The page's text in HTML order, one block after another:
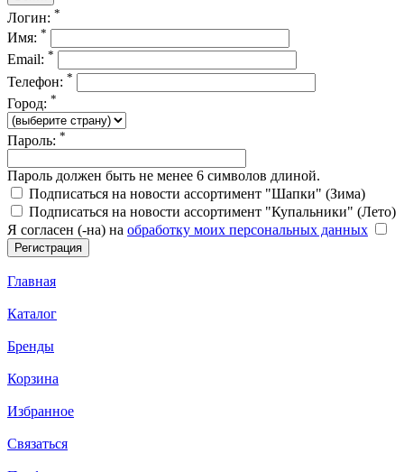
Логин: *
Имя: *
Email: *
Телефон: *
Город: *
Пароль: *
Пароль должен быть не менее 6 символов длиной.
Подписаться на новости ассортимент "Шапки" (Зима)
Подписаться на новости ассортимент "Купальники" (Лето)
Я согласен (-на) на обработку моих персональных данных
Главная
Каталог
Бренды
Корзина
Избранное
Связаться